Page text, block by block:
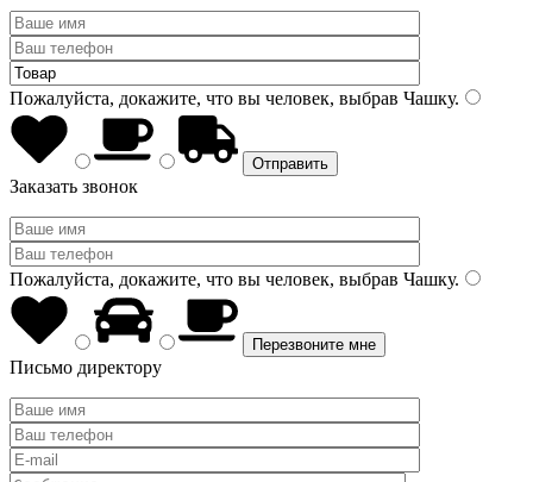
Пожалуйста, докажите, что вы человек, выбрав Чашку.
Заказать звонок
Пожалуйста, докажите, что вы человек, выбрав Чашку.
Письмо директору